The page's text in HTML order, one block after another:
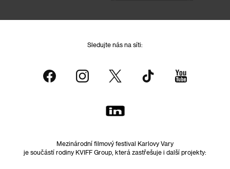
Sledujte nás na síti:
Mezinárodní filmový festival Karlovy Vary
je součástí rodiny KVIFF Group, která zastřešuje i další projekty: